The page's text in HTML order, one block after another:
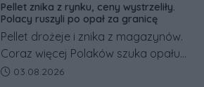
tym zmianom zyskają.
Pellet znika z rynku, ceny wystrzeliły.
Polacy ruszyli po opał za granicę
Pellet drożeje i znika z magazynów.
Coraz więcej Polaków szuka opału
za granicą, gdzie bywa nawet
Data dodania artykułu:
03.08.2026